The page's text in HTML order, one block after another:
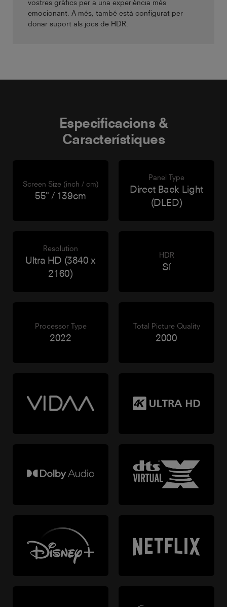
vostres gràfics per a una experiència més
emocionant. A més, també està configurat per
donar suport als jocs de HDR.
Especificacions &
Característiques
Screen Size (inch / cm)
55" / 139cm
Panel Type
Direct Back Light
(DLED)
Resolution
Ultra HD (3840 x
2160)
HDR
Sí
Processor Type
2022
Total Picture Quality
2000